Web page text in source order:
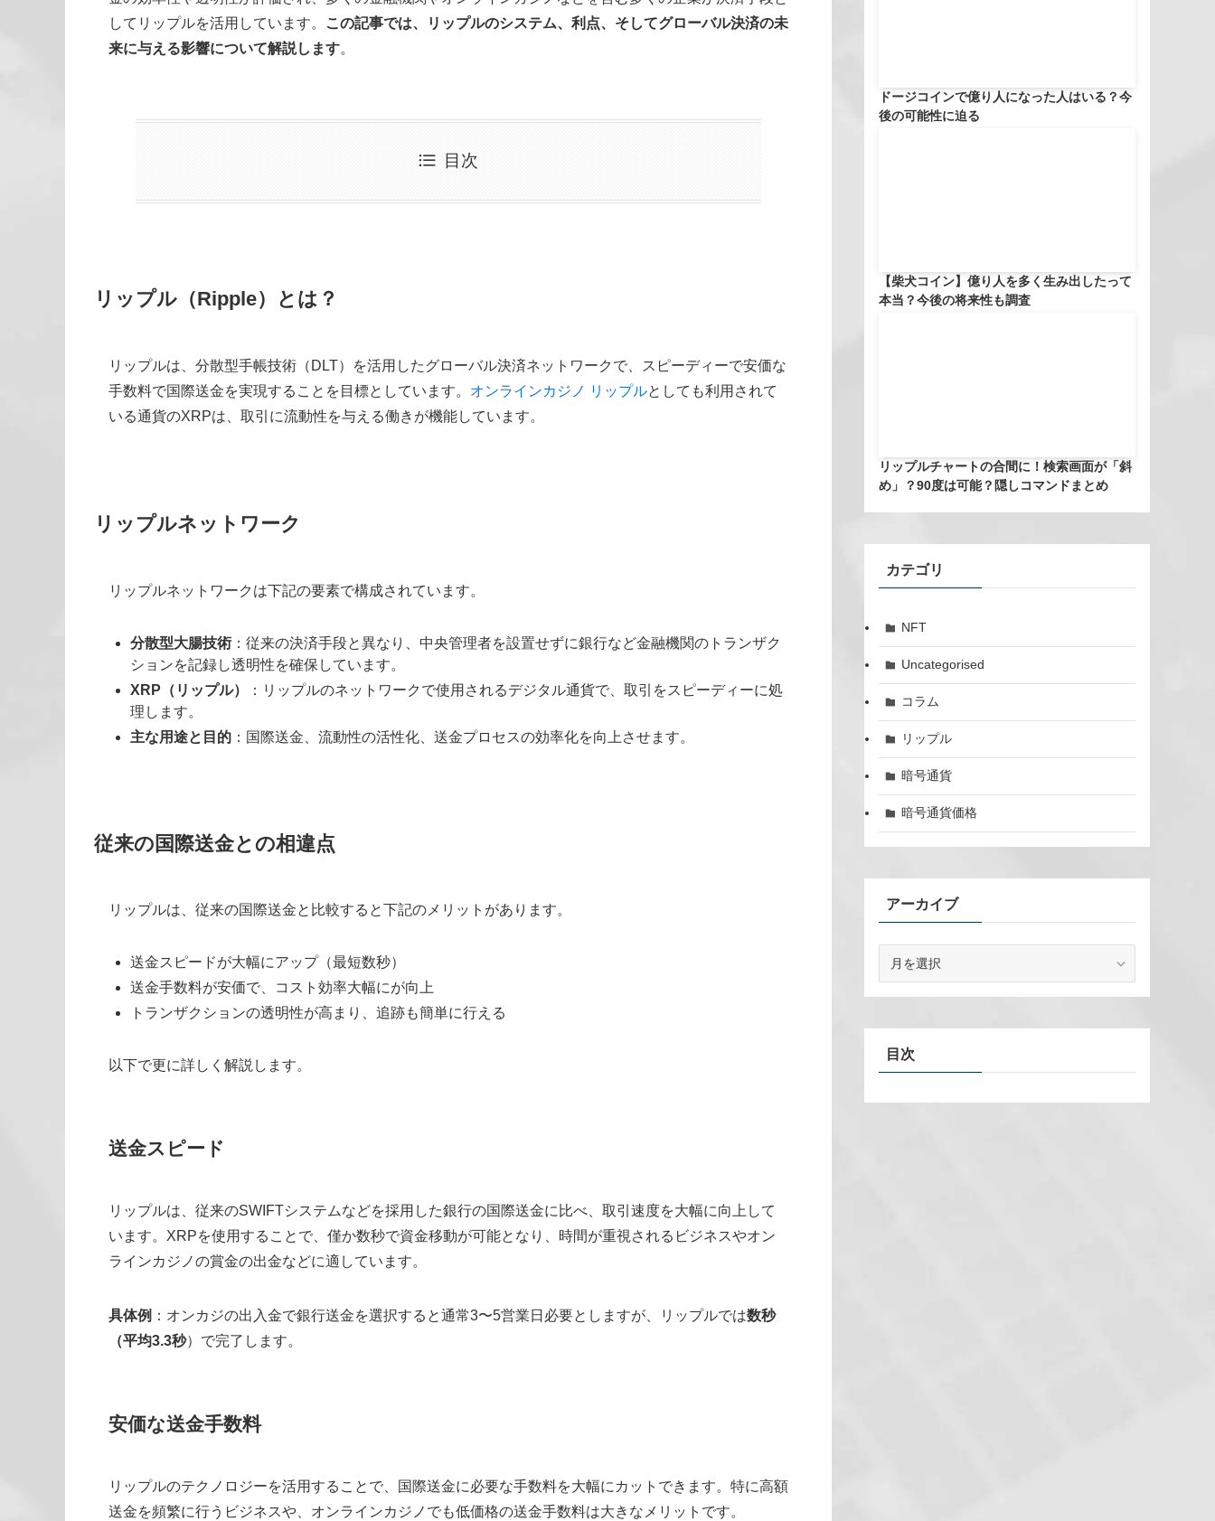
してリップルを活用しています。
この記事では、リップルのシステム、利点、そしてグローバル決済の未
来に与える影響について解説します。
目次
リップル（Ripple）とは？
リップルは、分散型手帳技術（DLT）を活用したグローバル決済ネットワークで、スピーディーで安価な
手数料で国際送金を実現することを目標としています。 オンラインカジノ リップルとしても利用されて
いる通貨のXRPは、取引に流動性を与える働きが機能しています。
リップルネットワーク
リップルネットワークは下記の要素で構成されています。
分散型大腸技術 ：従来の決済手段と異なり、中央管理者を設置せずに銀行など金融機関のトランザク
ションを記録し透明性を確保しています。
XRP（リップル）
：リップルのネットワークで使用されるデジタル通貨で、取引をスピーディーに処
理します。
主な用途と目的 ：国際送金、流動性の活性化、送金プロセスの効率化を向上させます。
従来の国際送金との相違点
リップルは、従来の国際送金と比較すると下記のメリットがあります。
送金スピードが大幅にアップ（最短数秒）
送金手数料が安価で、コスト効率大幅にが向上
トランザクションの透明性が高まり、追跡も簡単に行える
以下で更に詳しく解説します。
送金スピード
リップルは、従来のSWIFTシステムなどを採用した銀行の国際送金に比べ、取引速度を大幅に向上して
います。XRPを使用することで、僅か数秒で資金移動が可能となり、時間が重視されるビジネスやオン
ラインカジノの賞金の出金などに適しています。
具体例 ：オンカジの出入金で銀行送金を選択すると通常3〜5営業日必要としますが、リップルでは数秒
（平均3.3秒）で完了します。
安価な送金手数料
リップルのテクノロジーを活用することで、国際送金に必要な手数料を大幅にカットできます。特に高額
送金を頻繁に行うビジネスや、オンラインカジノでも低価格の送金手数料は大きなメリットです。
ドージコインで億り人になった人はいる？今
後の可能性に迫る
【柴犬コイン】億り人を多く生み出したって
本当？今後の将来性も調査
リップルチャートの合間に！検索画面が「斜
め」？90度は可能？隠しコマンドまとめ
カテゴリ
NFT
Uncategorised
コラム
リップル
暗号通貨
暗号通貨価格
アーカイブ
ブ
目次